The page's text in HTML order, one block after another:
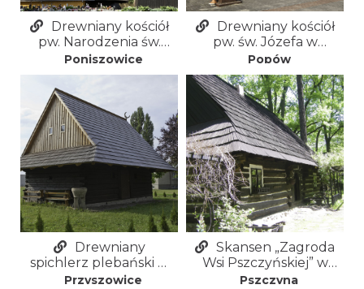
Drewniany kościół
pw. Narodzenia św.
Jana Chrzciciela i Matki
Bożej Częstochowskiej
w Poniszowicach
Poniszowice
Drewniany kościół
pw. św. Józefa w
Popowie
Popów
Drewniany
spichlerz plebański w
Przyszowicach
Przyszowice
Skansen „Zagroda
Wsi Pszczyńskiej” w
Pszczynie
Pszczyna